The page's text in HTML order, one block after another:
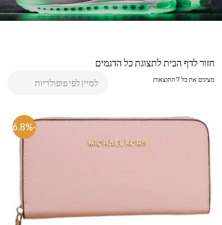
חזור לדף הבית לתצוגת כל הדגמים
מציגים את כל ⁦7⁩ התוצאות
-66.8%